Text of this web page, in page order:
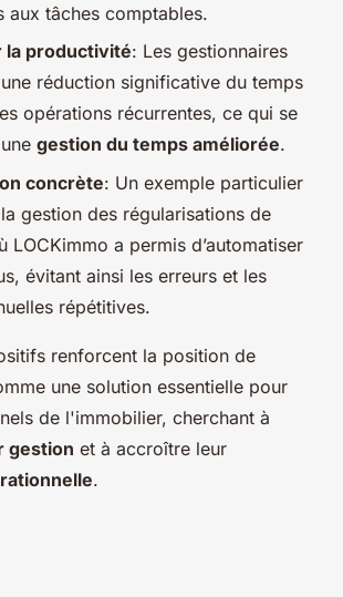
aux tâches comptables.
la productivité: Les gestionnaires
réduction significative du temps
opérations récurrentes, ce qui se
gestion du temps améliorée.
concrète: Un exemple particulier
gestion des régularisations de
LOCKimmo a permis d’automatiser
évitant ainsi les erreurs et les
répétitives.
renforcent la position de
une solution essentielle pour
de l'immobilier, cherchant à
gestion et à accroître leur
.